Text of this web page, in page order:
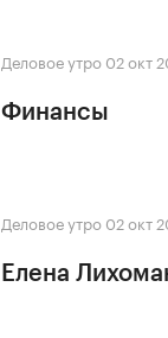
Деловое утро 02 окт
Финансы
Деловое утро 02 окт
Елена